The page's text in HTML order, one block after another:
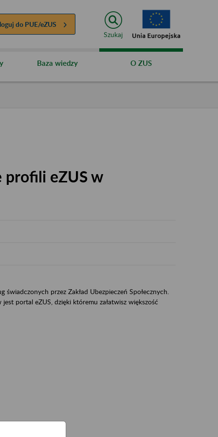
do PUE/eZUS
Szukaj
Baza wiedzy O ZUS
profili eZUS w
przez Zakład Ubezpieczeń Społecznych.
portal eZUS, dzięki któremu załatwisz większość